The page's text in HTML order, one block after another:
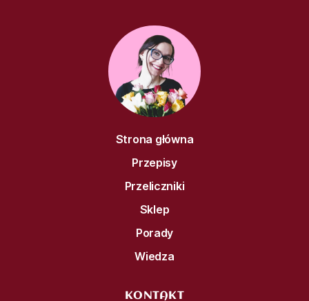
Strona główna
Przepisy
Przeliczniki
Sklep
Porady
Wiedza
KONTAKT